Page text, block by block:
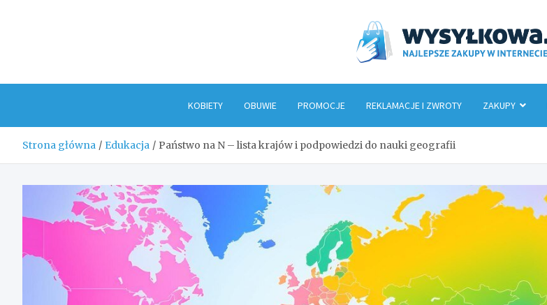
KOBIETY OBUWIE PROMOCJE REKLAMACJE I ZWROTY ZAKUPY
Strona główna Edukacja Państwo na N – lista krajów i podpowiedzi do nauki geografii